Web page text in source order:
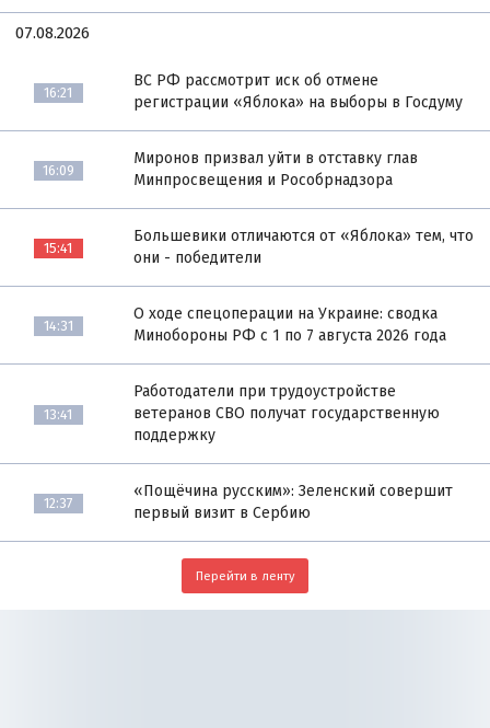
07.08.2026
16:21
ВС РФ рассмотрит иск об отмене
регистрации «Яблока» на выборы в Госдуму
16:09
Миронов призвал уйти в отставку глав
Минпросвещения и Рособрнадзора
15:41
Большевики отличаются от «Яблока» тем, что
они - победители
14:31
О ходе спецоперации на Украине: сводка
Минобороны РФ с 1 по 7 августа 2026 года
13:41
Работодатели при трудоустройстве
ветеранов СВО получат государственную
поддержку
12:37
«Пощёчина русским»: Зеленский совершит
первый визит в Сербию
Перейти в ленту